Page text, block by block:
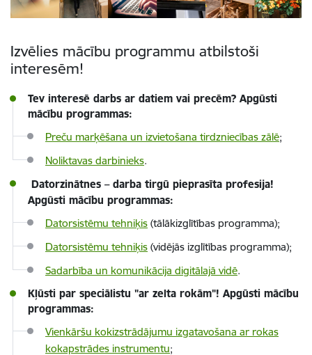
Izvēlies mācību programmu atbilstoši
interesēm!
Tev interesē darbs ar datiem vai precēm? Apgūsti
mācību programmas:
Preču marķēšana un izvietošana tirdzniecības zālē;
Noliktavas darbinieks.
Datorzinātnes –darba tirgū pieprasīta profesija!
Apgūsti mācību programmas:
Datorsistēmu tehniķis (tālākizglītības programma);
Datorsistēmu tehniķis (vidējās izglītības programma);
Sadarbība un komunikācija digitālajā vidē.
Kļūsti par speciālistu "ar zelta rokām"! Apgūsti mācību
programmas:
Vienkāršu kokizstrādājumu izgatavošana ar rokas
kokapstrādes instrumentu;